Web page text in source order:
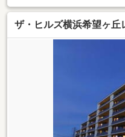
ザ・ヒルズ横浜希望ヶ丘